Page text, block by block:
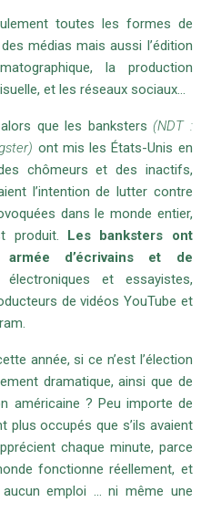
toutes les formes de
médias mais aussi l’édition
la production
et les réseaux sociaux…
que les banksters(NDT :
ont mis les États-Unis en
chômeurs et des inactifs,
l’intention de lutter contre
dans le monde entier,
produit. Les banksters ont
d’écrivains et de
et essayistes,
de vidéos YouTube et
année, si ce n’est l’élection
dramatique, ainsi que de
américaine ? Peu importe de
plus occupés que s’ils avaient
chaque minute, parce
fonctionne réellement, et
aucun emploi … ni même une